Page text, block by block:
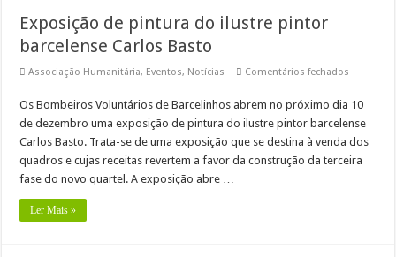
Exposição de pintura do ilustre pintor
barcelense Carlos Basto
Associação Humanitária, Eventos, Notícias Comentários fechados
pintura
ilustre
pintor
Carlos
Os Bombeiros Voluntários de Barcelinhos abrem no próximo dia 10
de dezembro uma exposição de pintura do ilustre pintor barcelense
Carlos Basto. Trata-se de uma exposição que se destina à venda dos
quadros e cujas receitas revertem a favor da construção da terceira
fase do novo quartel. A exposição abre …
Ler Mais »